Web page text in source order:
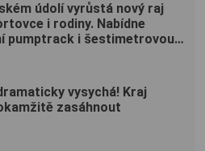
údolí vyrůstá nový raj
i rodiny. Nabídne
pumptrack i šestimetrovou
vysychá! Kraj
zasáhnout